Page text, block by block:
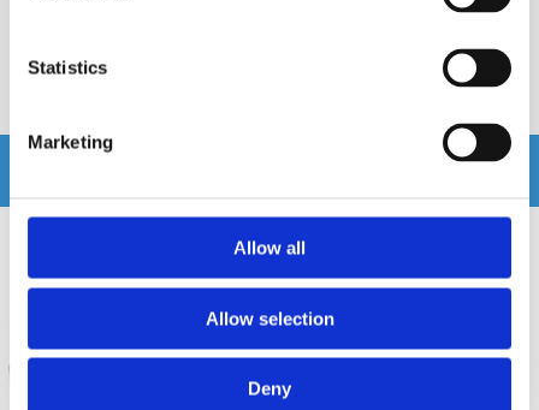
Statistics
Marketing
Allow all
Allow selection
Deny